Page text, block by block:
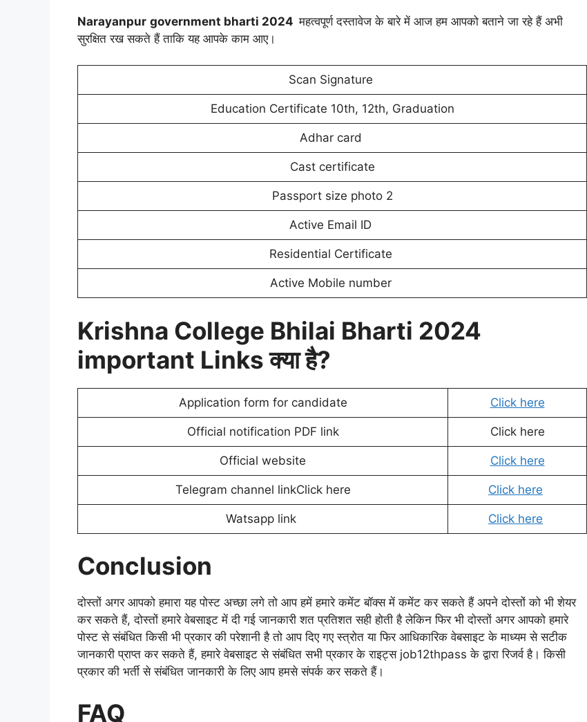
Narayanpur government bharti 2024महत्वपूर्ण दस्तावेज के बारे में आज हम आपको बताने जा रहे हैं अभी
सुरक्षित रख सकते हैं ताकि यह आपके काम आए।
Scan Signature
Education Certificate 10th, 12th, Graduation
Adhar card
Cast certificate
Passport size photo 2
Active Email ID
Residential Certificate
Active Mobile number
Krishna College Bhilai Bharti 2024
important Links क्या है?
Application form for candidate Click here
Official notification PDF link Click here
Official website Click here
Telegram channel linkClick here Click here
Watsapp link Click here
Conclusion
दोस्तों अगर आपको हमारा यह पोस्ट अच्छा लगे तो आप हमें हमारे कमेंट बॉक्स में कमेंट कर सकते हैं अपने दोस्तों को भी शेयर
कर सकते हैं, दोस्तों हमारे वेबसाइट में दी गई जानकारी शत प्रतिशत सही होती है लेकिन फिर भी दोस्तों अगर आपको हमारे
पोस्ट से संबंधित किसी भी प्रकार की परेशानी है तो आप दिए गए स्त्रोत या फिर आधिकारिक वेबसाइट के माध्यम से सटीक
जानकारी प्राप्त कर सकते हैं, हमारे वेबसाइट से संबंधित सभी प्रकार के राइट्स job12thpass के द्वारा रिजर्व है। किसी
प्रकार की भर्ती से संबंधित जानकारी के लिए आप हमसे संपर्क कर सकते हैं।
FAQ